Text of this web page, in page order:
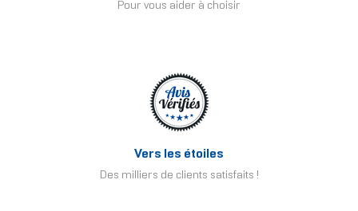
Pour vous aider à choisir
Vers les étoiles
Des milliers de clients satisfaits !